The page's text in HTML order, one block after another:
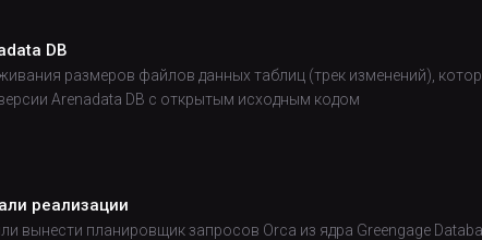
DB
размеров файлов данных таблиц (трек изменений),
Arenadata DB с открытым исходным кодом
реализации
вынести планировщик запросов Orca из ядра ​​Greengage